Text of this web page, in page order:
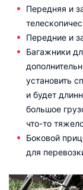
Передняя и
Передние и
Багажники
установить
и будет
большое
что-то
Боковой
для